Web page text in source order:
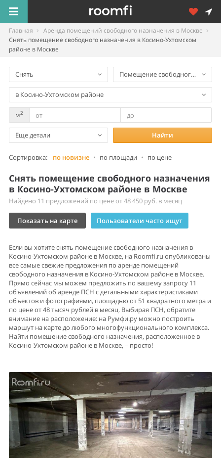
Главная
Аренда помещений свободного назначения в Москве
Снять помещение свободного назначения в Косино-Ухтомском
районе в Москве
Снять Помещение свободного
в Косино-Ухтомском районе
м2
Еще детали Найти
Сортировка: по новизне • по площади • по цене
Снять помещение свободного назначения
в Косино-Ухтомском районе в Москве
Найдено 11 предложений по цене от 48 450 руб. в месяц
Показать на карте Пользователи часто ищут
Если вы хотите снять помещение свободного назначения в
Косино-Ухтомском районе в Москве, на Roomfi.ru опубликованы
все самые свежие предложения по аренде помещений
свободного назначения в Косино-Ухтомском районе в Москве.
Прямо сейчас мы можем предложить по вашему запросу 11
объявлений об аренде ПСН с детальными характеристиками
объектов и фотографиями, площадью от 51 квадратного метра и
по цене от 48 тысяч рублей в месяц. Выбирая ПСН, обратите
внимание на расположение: на Румфи.ру можно построить
маршут на карте до любого многофункционального комплекса.
Найти помешение свободного назначения, расположенное в
Косино-Ухтомском районе в Москве, – просто!